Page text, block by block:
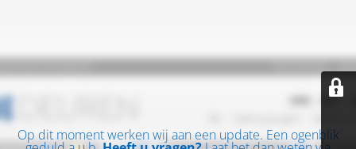
Op dit moment werken wij aan een update. Een ogenblik